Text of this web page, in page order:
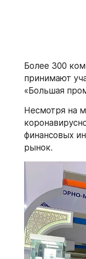
Более 300
принимают
«Большая
Несмотря на
финансовых
рынок.